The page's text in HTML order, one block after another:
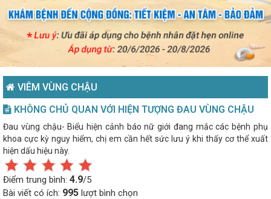
VIÊM VÙNG CHẬU
KHÔNG CHỦ QUAN VỚI HIỆN TƯỢNG ĐAU VÙNG CHẬU
Đau vùng chậu- Biểu hiện cảnh báo nữ giới đang mắc các bệnh phụ
khoa cực kỳ nguy hiểm, chị em cần hết sức lưu ý khi thấy cơ thể xuất
hiện dấu hiệu này.
Điểm trung bình: 4.9/5
Bài viết có ích: 995 lượt bình chọn